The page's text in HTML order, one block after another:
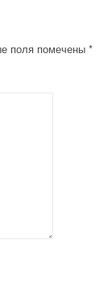
поля помечены *